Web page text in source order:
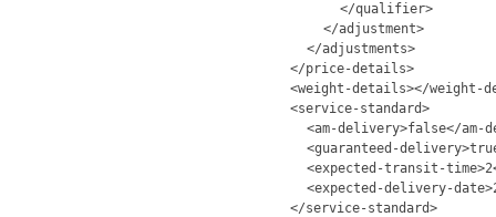
</qualifier>
</adjustment>
</adjustments>
</price-details>
<weight-details></weight-
<service-standard>
<am-delivery>false</am-
<guaranteed-
<expected-transit-
<expected-delivery-
</service-standard>